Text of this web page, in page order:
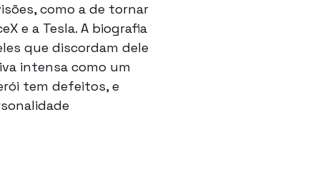
como a de tornar
e a Tesla. A biografia
que discordam dele
intensa como um
tem defeitos, e